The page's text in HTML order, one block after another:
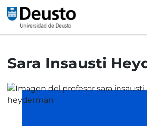
Sara Insausti